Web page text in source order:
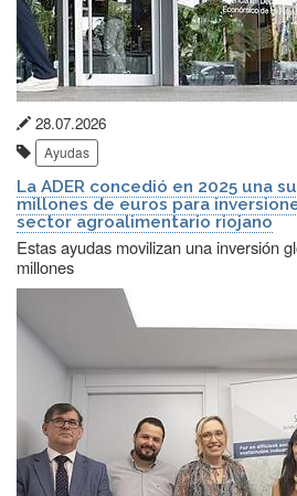
Fecha
de
publicación:
28.07.2026
Etiquetas:
Ayudas
La ADER concedió en 2025 una
millones de euros para
sector agroalimentario riojano
Estas ayudas movilizan una inversión
millones